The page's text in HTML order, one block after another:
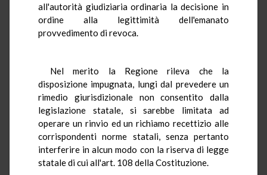
all'autorità giudiziaria ordinaria la decisione in
ordine alla legittimità dell'emanato
provvedimento di revoca.
Nel merito la Regione rileva che la
disposizione impugnata, lungi dal prevedere un
rimedio giurisdizionale non consentito dalla
legislazione statale, si sarebbe limitata ad
operare un rinvio ed un richiamo recettizio alle
corrispondenti norme statali, senza pertanto
interferire in alcun modo con la riserva di legge
statale di cui all'art. 108 della Costituzione.